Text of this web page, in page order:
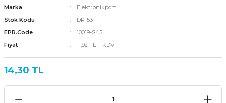
Marka
Elektronikport
Stok Kodu
DR-53
EPR.Code
10019-S45
Fiyat
11,92 TL + KDV
14,30 TL